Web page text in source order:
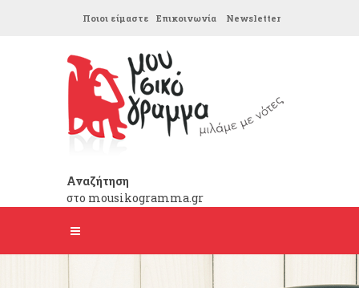
Ποιοι είμαστε Επικοινωνία Newsletter
Αναζήτηση
στο mousikogramma.gr